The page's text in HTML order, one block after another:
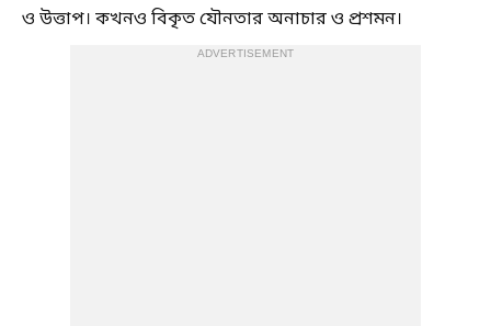
ও উত্তাপ। কখনও বিকৃত যৌনতার অনাচার ও প্রশমন।
ADVERTISEMENT